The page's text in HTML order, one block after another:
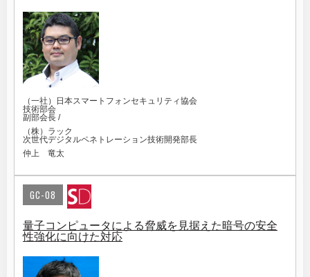
（一社）日本スマートフォンセキュリティ協会
技術部会
副部会長 /
（株）ラック
次世代デジタルペネトレーション技術開発部長
仲上 竜太
GC-08
量子コンピュータによる脅威を見据えた暗号の安全
性強化に向けた対応